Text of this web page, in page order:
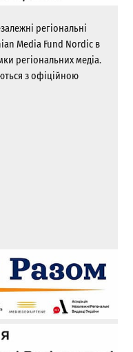
регіональні
Media Fund Nordic в
регіональних медіа.
з офіційною